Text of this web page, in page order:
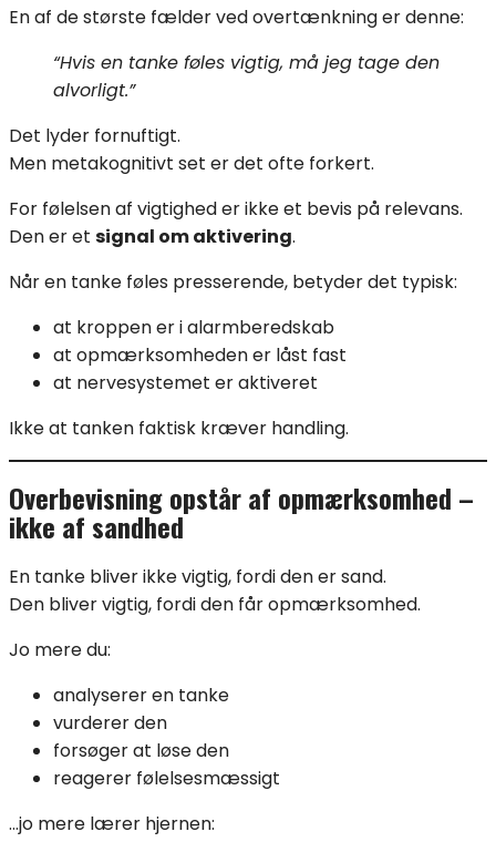
En af de største fælder ved overtænkning er denne:
“Hvis en tanke føles vigtig, må jeg tage den
alvorligt.”
Det lyder fornuftigt.
Men metakognitivt set er det ofte forkert.
For følelsen af vigtighed er ikke et bevis på relevans.
Den er et signal om aktivering.
Når en tanke føles presserende, betyder det typisk:
at kroppen er i alarmberedskab
at opmærksomheden er låst fast
at nervesystemet er aktiveret
Ikke at tanken faktisk kræver handling.
Overbevisning opstår af opmærksomhed –
ikke af sandhed
En tanke bliver ikke vigtig, fordi den er sand.
Den bliver vigtig, fordi den får opmærksomhed.
Jo mere du:
analyserer en tanke
vurderer den
forsøger at løse den
reagerer følelsesmæssigt
…jo mere lærer hjernen: